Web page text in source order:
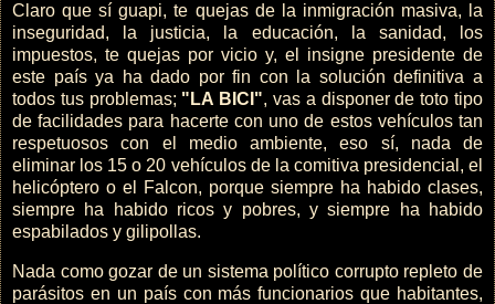
Claro que sí guapi, te quejas de la inmigración masiva, la
inseguridad, la justicia, la educación, la sanidad, los
impuestos, te quejas por vicio y, el insigne presidente de
este país ya ha dado por fin con la solución definitiva a
todos tus problemas; "LA BICI", vas a disponer de toto tipo
de facilidades para hacerte con uno de estos vehículos tan
respetuosos con el medio ambiente, eso sí, nada de
eliminar los 15 o 20 vehículos de la comitiva presidencial, el
helicóptero o el Falcon, porque siempre ha habido clases,
siempre ha habido ricos y pobres, y siempre ha habido
espabilados y gilipollas.
Nada como gozar de un sistema político corrupto repleto de
parásitos en un país con más funcionarios que habitantes,